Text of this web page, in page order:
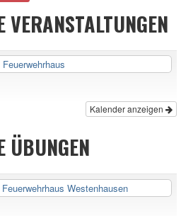
VERANSTALTUNGEN
Feuerwehrhaus
Kalender anzeigen
ÜBUNGEN
Westenhausen